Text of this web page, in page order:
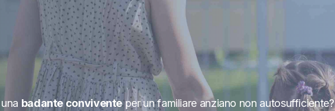
vacuum
badante conviventeper un familiare anziano non autosufficiente?